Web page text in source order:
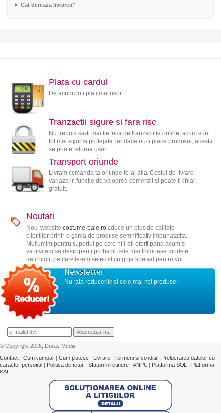
Cat dureaza livrarea?
Plata cu cardul
De acum poti plati mai usor
Tranzactii sigure si fara risc
Nu trebuie sa-ti mai fie frica de tranzactiile online, acum sunt
tot mai sigur si protejate, iar daca nu-ti place produsul, acesta
se poate returna usor.
Transport oriunde
Livram comanda ta oriunde te-ai afla. Costul de livrare
variaza in functie de valoarea comenzii si poate fi chiar
gratuit.
Noutati
Noul website costume-baie.roaduce un plus de calitate
clientilor printr-o gama de produse semnificativ imbunatatita.
Multumim pentru suportul pe care ni l-ati oferit pana acum si
va invitam sa descoperiti probabil cele mai frumoase modele
de chiloti, pe care le-am selectat cu grija special pentru voi.
Newsletter
Nu rata reducerile si cele mai noi produse!
© Copyright 2026, Duras Media
Contact | Cum cumpar | Cum platesc | Livrare | Termeni si conditii | Prelucrarea datelor cu
caracter personal | Politica de retur | Sfaturi intretinere | ANPC | Platforma SOL | Platforma
SAL